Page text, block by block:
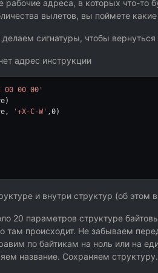
рабочие адреса, в которых что-
вылетов, вы поймете
сигнатуры, чтобы
адрес инструкции
00 00 00'
'+X-C-W' ,0)
и внутри структур (об этом
20 параметров структуре
там происходит. Не забываем
по байтикам на ноль или на
название. Сохраняем структуру.